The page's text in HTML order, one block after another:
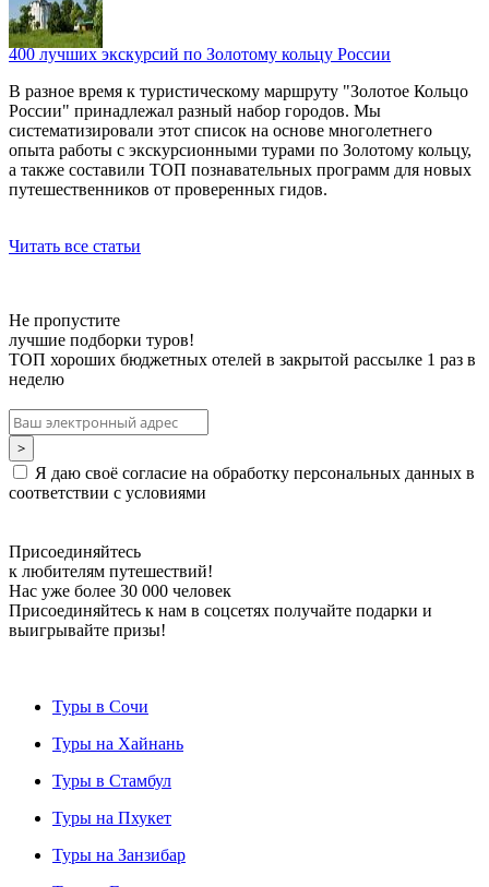
400 лучших экскурсий по Золотому кольцу России
В разное время к туристическому маршруту "Золотое Кольцо
России" принадлежал разный набор городов. Мы
систематизировали этот список на основе многолетнего
опыта работы с экскурсионными турами по Золотому кольцу,
а также составили ТОП познавательных программ для новых
путешественников от проверенных гидов.
Читать все статьи
Не пропустите
лучшие подборки туров!
ТОП хороших бюджетных отелей в закрытой рассылке 1 раз в
неделю
Я даю своё согласие на обработку персональных данных в
соответствии с условиями
Присоединяйтесь
к любителям путешествий!
Нас уже более 30 000 человек
Присоединяйтесь к нам в соцсетях получайте подарки и
выигрывайте призы!
Туры в Сочи
Туры на Хайнань
Туры в Стамбул
Туры на Пхукет
Туры на Занзибар